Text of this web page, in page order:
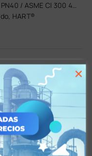
/ ASME Cl 300 4…
HART®
×